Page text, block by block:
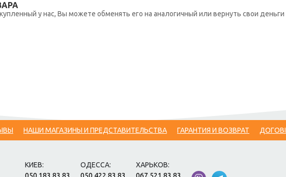
у нас, Вы можете обменять его на аналогичный или вернуть свои
НАШИ МАГАЗИНЫ И ПРЕДСТАВИТЕЛЬСТВА ГАРАНТИЯ И ВОЗВРАТ
КИЕВ:
ОДЕССА:
ХАРЬКОВ: